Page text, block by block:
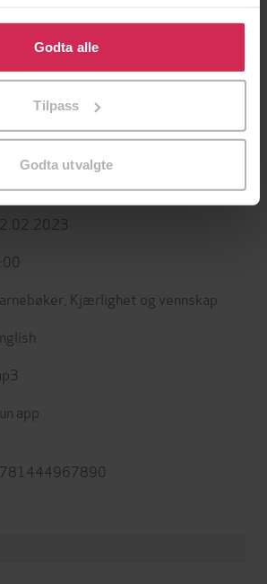
for å gi oss ditt samtykke til å
disse formålene. Du kan også
til spesifikke formål ved å klikke
Godta alle
Tilpass
Godta utvalgte
Sharpe(forfatter),Tess Sharpe
Children's Books
Kjærlighet og vennskap
app